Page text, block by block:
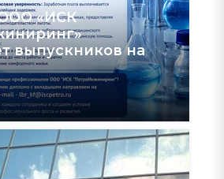
«ИСК
выпускников на